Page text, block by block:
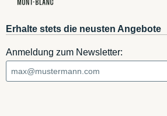
Erhalte stets die neusten Angebote
Anmeldung zum Newsletter: